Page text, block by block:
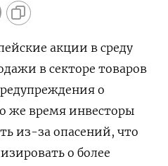
акции в среду
в секторе товаров
о
же время инвесторы
из-за опасений, что
о более